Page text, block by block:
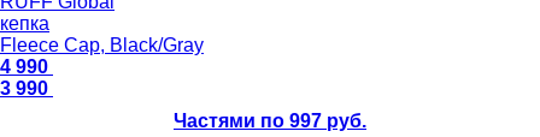
кепка
Fleece Cap, Black/Gray
4 990
3 990
Частями по 997 руб.